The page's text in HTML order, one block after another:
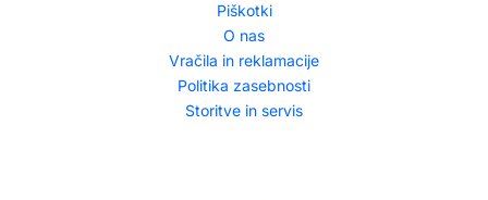
Piškotki
O nas
Vračila in reklamacije
Politika zasebnosti
Storitve in servis